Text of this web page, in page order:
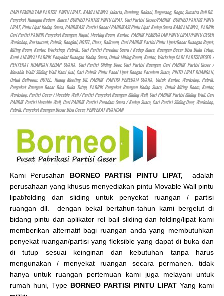
CARI PEMBUATAN PARTISI PINTU LIPAT.. KAMI AHLINYA Jakarta, Bandung, Bekasi, Tangerang, Bogor, Sumatra Bali Dll.
Penyekat Ruangan Redam Suara.! BORNEO PARTISI PINTU LIPAT, Cari Partisi Geser/PABRIK BORNEO PARTISI PINTU
LIPAT, Pintu Lipat Kedap Suara, PABRIKASI Partisi Geser/ PABRIKASI Pintu Lipat Kedap Suara KAMI AHLINYA, PABRIK
Cari Partisi PABRIK Penyekat Ruangan, Rapat, Meeting Room, Kantor, PABRIK PEMBUATAN PINTU LIPAT/PINTU GESER
Workshop, Restaurant, Pabrik, Bengkel,HOTEL, Class, Ballroom, Cari PABRIK Partisi Pintu Lipat/Geser Ruangan Rapat,
Miting Room, Kantor, Workshop, Pabrik,, Cari Partisi Peredam Suara / Kedap Suara, Ruangan Besar Bisa Buka Tutup,
Kami AHLINYA! PABRIK Penyekat Ruangan Kedap Suara, Untuk Miting Room, Kantor, Workshop CARI PARTISI GESER /
PENYEKAT RUANGAN KEDAP SUARA. Cari Partisi Sliding Door, Cari Partisi Ruangan, Cari PABRIK Partisi Geser /
Movable Wall/ Sliding Wall Kami Jual, Cari Pabrik Pintu Panel Lipat Dengan Peredam Suara, PINTU LIPAT RUANGAN,
Untuk Ballroom,HOTEL, Ruang Meeting Dll. PABRIK PARTISI PEREDAM SUARA, Untuk Kantor, Workshop, Pabrik,
Penyekat Ruangan Besar Bisa Buka Tutup, PABRIK Penyekat Ruangan Kedap Suara, Untuk Miting Room, Kantor,
Workshop, Partisi Geser / Movable Wall / Partisi Penyekat Ruangan Sliding Wall, Cari PABRIK Partisi Sliding Wall, Cari
PABRIK Partisi Movable Wall, Cari PABRIK Partisi Peredam Suara / Kedap Suara, Cari Partisi Sliding Door, Workshop,
Pabrik, Penyekat Ruangan Besar Bisa Geser, PENYEKAT RUANGAN
Kami Perusahan BORNEO PARTISI PINTU LIPAT, adalah
perusahaan yang khusus menyediakan pintu Movable Wall pintu
lipat/folding dan sliding untuk penyekat ruangan / partisi
ruangan dll. dengan bekal bertahun-tahun kami bergelut di
bidang pintu dan aplikator rel bail sliding dan folding/lipat kami
memberikan alternatif bagi ruangan anda yang membutuhkan
penyekat ruangan/partisi yang fleksible yang dapat di buka dan
di tutup sesuai keinginan dan kebutuhan tanpa harus
mengunakan / menyekat ruangan secara permanen. tidak
hanya untuk ruangan pertemuan kami juga melayani untuk
rumah huni, Type BORNEO PARTISI PINTU LIPAT Yang kami